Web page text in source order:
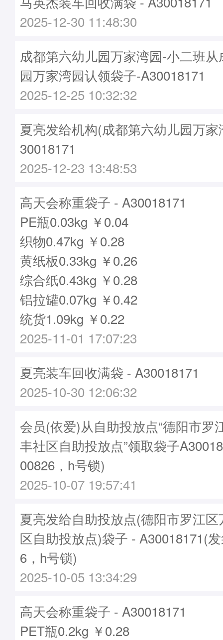
2025-12-30 11:48:30
成都第六幼儿园万家湾园-小二班
园万家湾园认领袋子-A30018171
2025-12-25 10:32:32
夏亮发给机构(成都第六幼儿园万
30018171
2025-12-23 13:48:53
高天会称重袋子 - A30018171
PE瓶0.03kg ￥0.04
织物0.47kg ￥0.28
黄纸板0.33kg ￥0.26
综合纸0.43kg ￥0.28
铝拉罐0.07kg ￥0.42
统货1.09kg ￥0.22
2025-11-01 17:07:23
夏亮装车回收满袋 - A30018171
2025-10-30 12:06:32
会员(依爱)从自助投放点“德阳市罗
丰社区自助投放点”领取袋子
00826，h号锁)
2025-10-07 19:57:41
夏亮发给自助投放点(德阳市罗江
区自助投放点)袋子 - A30018171(
6，h号锁)
2025-10-05 13:34:29
高天会称重袋子 - A30018171
PET瓶0.2kg ￥0.28